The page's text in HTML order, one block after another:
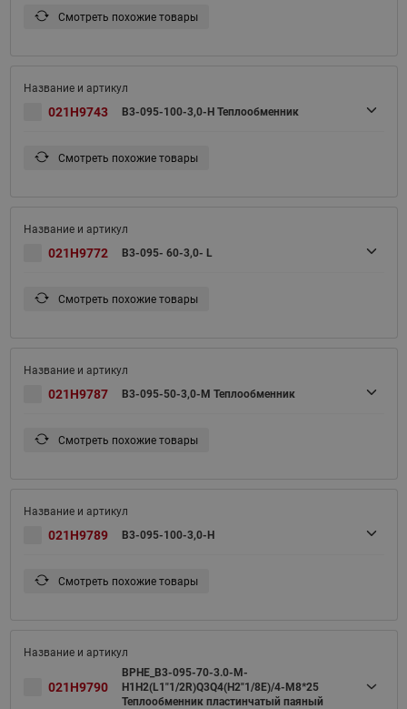
Смотреть похожие товары
021H9743 B3-095-100-3,0-H Теплообменник
Смотреть похожие товары
021H9772 B3-095- 60-3,0- L
Смотреть похожие товары
021H9787 B3-095-50-3,0-M Теплообменник
Смотреть похожие товары
021H9789 B3-095-100-3,0-H
Смотреть похожие товары
021H9790
BPHE_B3-095-70-3.0-M-
H1H2(L1"1/2R)Q3Q4(H2"1/8E)/4-M8*25
Теплообменник пластинчатый паяный